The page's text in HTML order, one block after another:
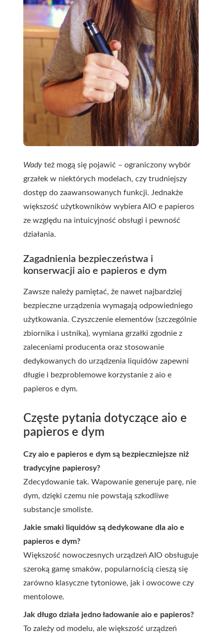
Wady też mogą się pojawić – ograniczony wybór
grzałek w niektórych modelach, czy trudniejszy
dostęp do zaawansowanych funkcji. Jednakże
większość użytkowników wybiera AIO e papieros
ze względu na intuicyjność obsługi i pewność
działania.
Zagadnienia bezpieczeństwa i
konserwacji aio e papieros e dym
Zawsze należy pamiętać, że nawet najbardziej
bezpieczne urządzenia wymagają odpowiedniego
użytkowania. Czyszczenie elementów (szczególnie
zbiornika i ustnika), wymiana grzałki zgodnie z
zaleceniami producenta oraz stosowanie
dedykowanych do urządzenia liquidów zapewni
długie i bezproblemowe korzystanie z aio e
papieros e dym.
Częste pytania dotyczące aio e
papieros e dym
Czy aio e papieros e dym są bezpieczniejsze niż
tradycyjne papierosy?
Zdecydowanie tak. Wapowanie generuje parę, nie
dym, dzięki czemu nie powstają szkodliwe
substancje smoliste.
Jakie smaki liquidów są dedykowane dla aio e
papieros e dym?
Większość nowoczesnych urządzeń AIO obsługuje
szeroką gamę smaków, popularnością cieszą się
zarówno klasyczne tytoniowe, jak i owocowe czy
mentolowe.
Jak długo działa jedno ładowanie aio e papieros?
To zależy od modelu, ale większość urządzeń